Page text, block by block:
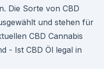
Die Sorte von CBD
und stehen für
CBD Cannabis
- Ist CBD Öl legal in